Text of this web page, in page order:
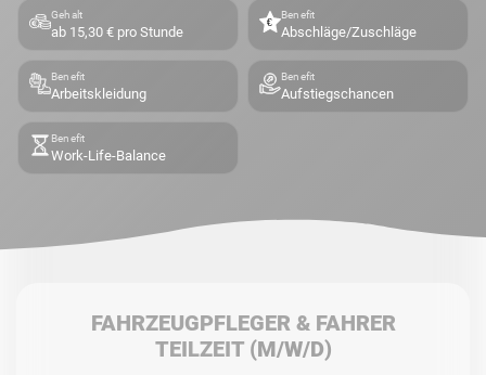
Gehalt
ab 15,30 € pro Stunde
Benefit
Abschläge/Zuschläge
Benefit
Arbeitskleidung
Benefit
Aufstiegschancen
Benefit
Work-Life-Balance
FAHRZEUGPFLEGER & FAHRER
TEILZEIT (M/W/D)